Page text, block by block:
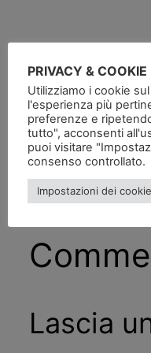
Pubblicatoin
da
Tag:
Lascia
PRIVACY & COOKIE
Utilizziamo i cookie
l'esperienza più
preferenze e
tutto", acconsenti
puoi visitare
consenso controllato.
Impostazioni dei cookie